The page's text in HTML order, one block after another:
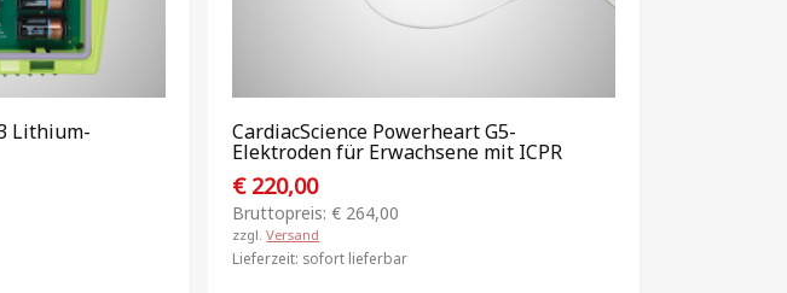
Lithium- CardiacScience Powerheart G5-
Elektroden für Erwachsene mit ICPR
€220,00
Bruttopreis:€ 264,00
zzgl.Versand
Lieferzeit: sofort lieferbar